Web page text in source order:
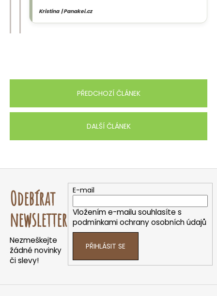
Kristína | Panakei.cz
PŘEDCHOZÍ ČLÁNEK
DALŠÍ ČLÁNEK
Z
Odebírat
newsletter
Nezmeškejte
žádné novinky
či slevy!
E-mail
Vložením e-mailu souhlasíte s
podmínkami ochrany osobních údajů
PŘIHLÁSIT SE